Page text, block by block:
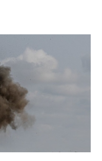
privacidad y
protección de
datos personales
SERVICIOS